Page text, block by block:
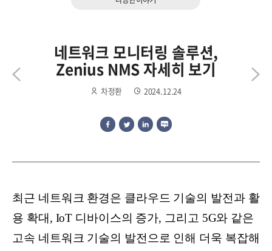
네트워크 모니터링 솔루션,
Zenius NMS 자세히 보기
차정환 2024.12.24
최근 네트워크 환경은 클라우드 기술의 발전과 활
용 확대, IoT 디바이스의 증가, 그리고 5G와 같은
고속 네트워크 기술의 발전으로 인해 더욱 복잡해